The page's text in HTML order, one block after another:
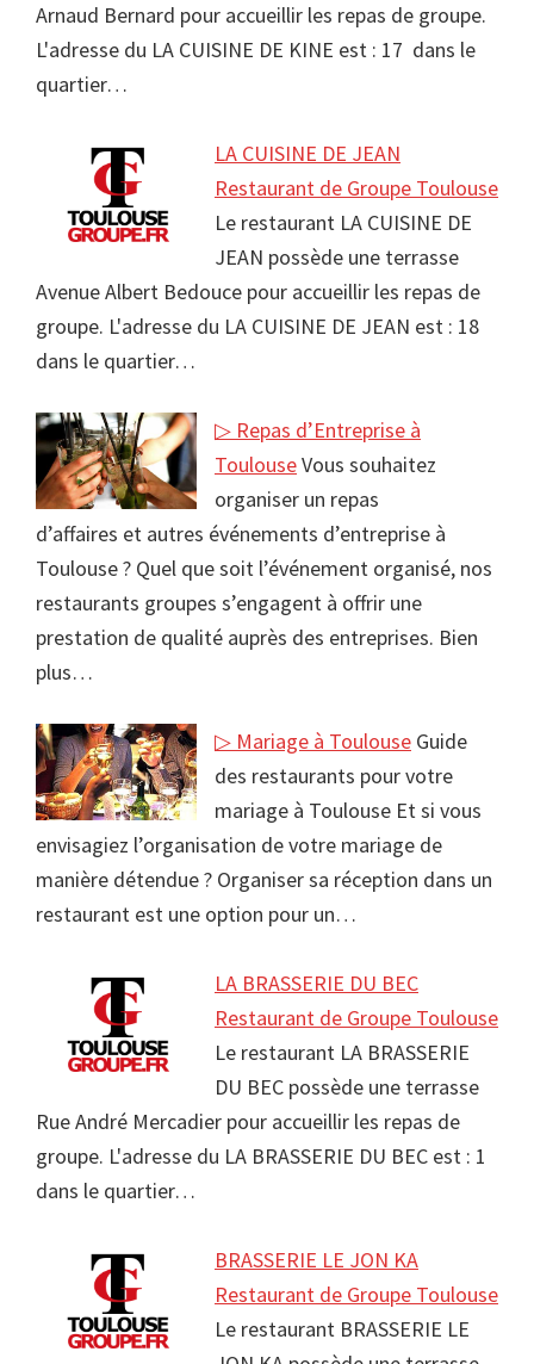
Arnaud Bernard pour accueillir les repas de groupe.
L'adresse du LA CUISINE DE KINE est : 17 dans le
quartier…
LA CUISINE DE JEAN
Restaurant de Groupe Toulouse
Le restaurant LA CUISINE DE
JEAN possède une terrasse
Avenue Albert Bedouce pour accueillir les repas de
groupe. L'adresse du LA CUISINE DE JEAN est : 18
dans le quartier…
▷ Repas d’Entreprise à
ToulouseVous souhaitez
organiser un repas
d’affaires et autres événements d’entreprise à
Toulouse ? Quel que soit l’événement organisé, nos
restaurants groupes s’engagent à offrir une
prestation de qualité auprès des entreprises. Bien
plus…
▷ Mariage à Toulouse Guide
des restaurants pour votre
mariage à Toulouse Et si vous
envisagiez l’organisation de votre mariage de
manière détendue ? Organiser sa réception dans un
restaurant est une option pour un…
LA BRASSERIE DU BEC
Restaurant de Groupe Toulouse
Le restaurant LA BRASSERIE
DU BEC possède une terrasse
Rue André Mercadier pour accueillir les repas de
groupe. L'adresse du LA BRASSERIE DU BEC est : 1
dans le quartier…
BRASSERIE LE JON KA
Restaurant de Groupe Toulouse
Le restaurant BRASSERIE LE